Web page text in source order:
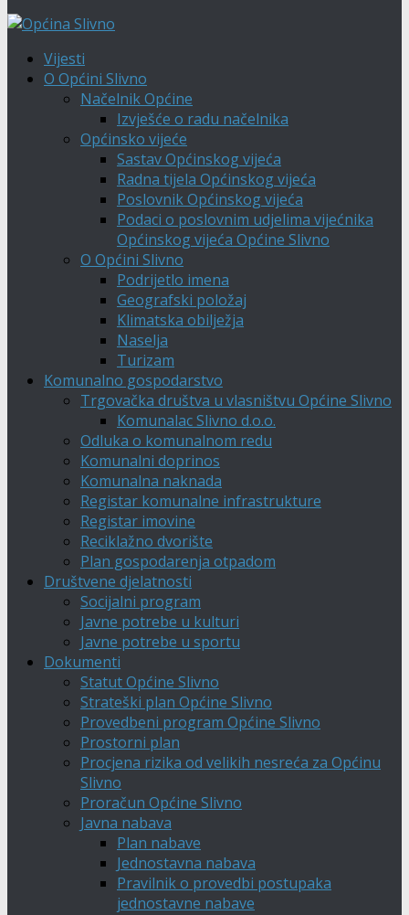
Vijesti
O Općini Slivno
Načelnik Općine
Izvješće o radu načelnika
Općinsko vijeće
Sastav Općinskog vijeća
Radna tijela Općinskog vijeća
Poslovnik Općinskog vijeća
Podaci o poslovnim udjelima vijećnika
Općinskog vijeća Općine Slivno
O Općini Slivno
Podrijetlo imena
Geografski položaj
Klimatska obilježja
Naselja
Turizam
Komunalno gospodarstvo
Trgovačka društva u vlasništvu Općine Slivno
Komunalac Slivno d.o.o.
Odluka o komunalnom redu
Komunalni doprinos
Komunalna naknada
Registar komunalne infrastrukture
Registar imovine
Reciklažno dvorište
Plan gospodarenja otpadom
Društvene djelatnosti
Socijalni program
Javne potrebe u kulturi
Javne potrebe u sportu
Dokumenti
Statut Općine Slivno
Strateški plan Općine Slivno
Provedbeni program Općine Slivno
Prostorni plan
Procjena rizika od velikih nesreća za Općinu
Slivno
Proračun Općine Slivno
Javna nabava
Plan nabave
Jednostavna nabava
Pravilnik o provedbi postupaka
jednostavne nabave